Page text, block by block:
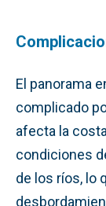
El panorama
complicado
afecta la
condiciones
de los ríos, lo